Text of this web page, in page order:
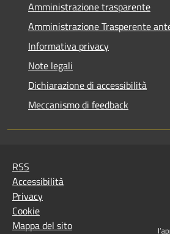
Amministrazione trasparente
Amministrazione Trasperente
Informativa privacy
Note legali
Dichiarazione di accessibilità
Meccanismo di feedback
RSS
Accessibilità
Privacy
Cookie
Mappa del sito